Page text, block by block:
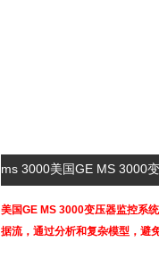
ms 3000美国GE MS 3000
美国GE MS 3000变压器监控系统
据流，通过分析和复杂模型，避